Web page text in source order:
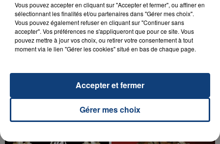
20 juillet 2026
UNE ADOLESCENTE DEVANT SE FAIRE
OPÉRER DE LA CHEVILLE RESSORT DE LA...
reconnu sa responsabilité et présenté ses
TITRES DIFFUSÉS
20h38
20h38 20h34
20h34
Vous pouvez accepter en cliquant sur "Accepter et fermer", ou affiner en
sélectionnant les finalités et/ou partenaires dans "Gérer mes choix".
Vous pouvez également refuser en cliquant sur "Continuer sans
accepter". Vos préférences ne s'appliqueront que pour ce site. Vous
pouvez mettre à jour vos choix, ou retirer votre consentement à tout
moment via le lien "Gérer les cookies" situé en bas de chaque page.
Gérer mes choix
Accepter et fermer